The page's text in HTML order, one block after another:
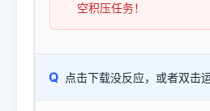
空积压任务！
Q 点击下载没反应，或者双击